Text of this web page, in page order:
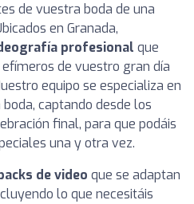
de vuestra boda de una
en Granada,
profesional que
de vuestro gran día
equipo se especializa en
captando desde los
final, para que podáis
una y otra vez.
de video que se adaptan
lo que necesitáis